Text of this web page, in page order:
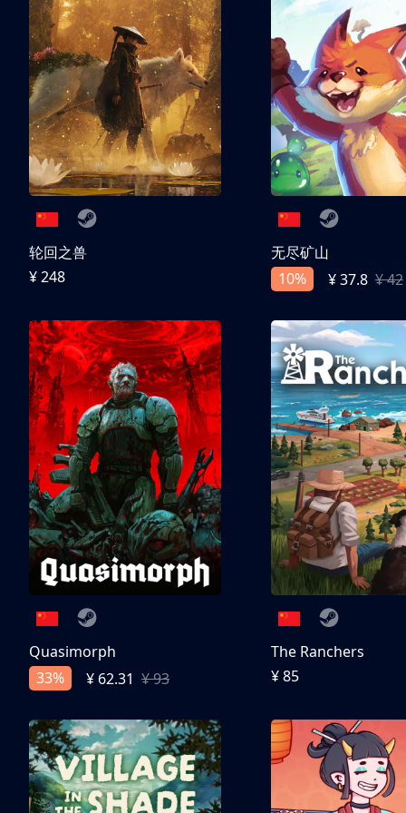
轮回之兽
¥ 248
无尽矿山
10%
¥ 37.8 ¥ 42
Quasimorph
33%
¥ 62.31 ¥ 93
The Ranchers
¥ 85